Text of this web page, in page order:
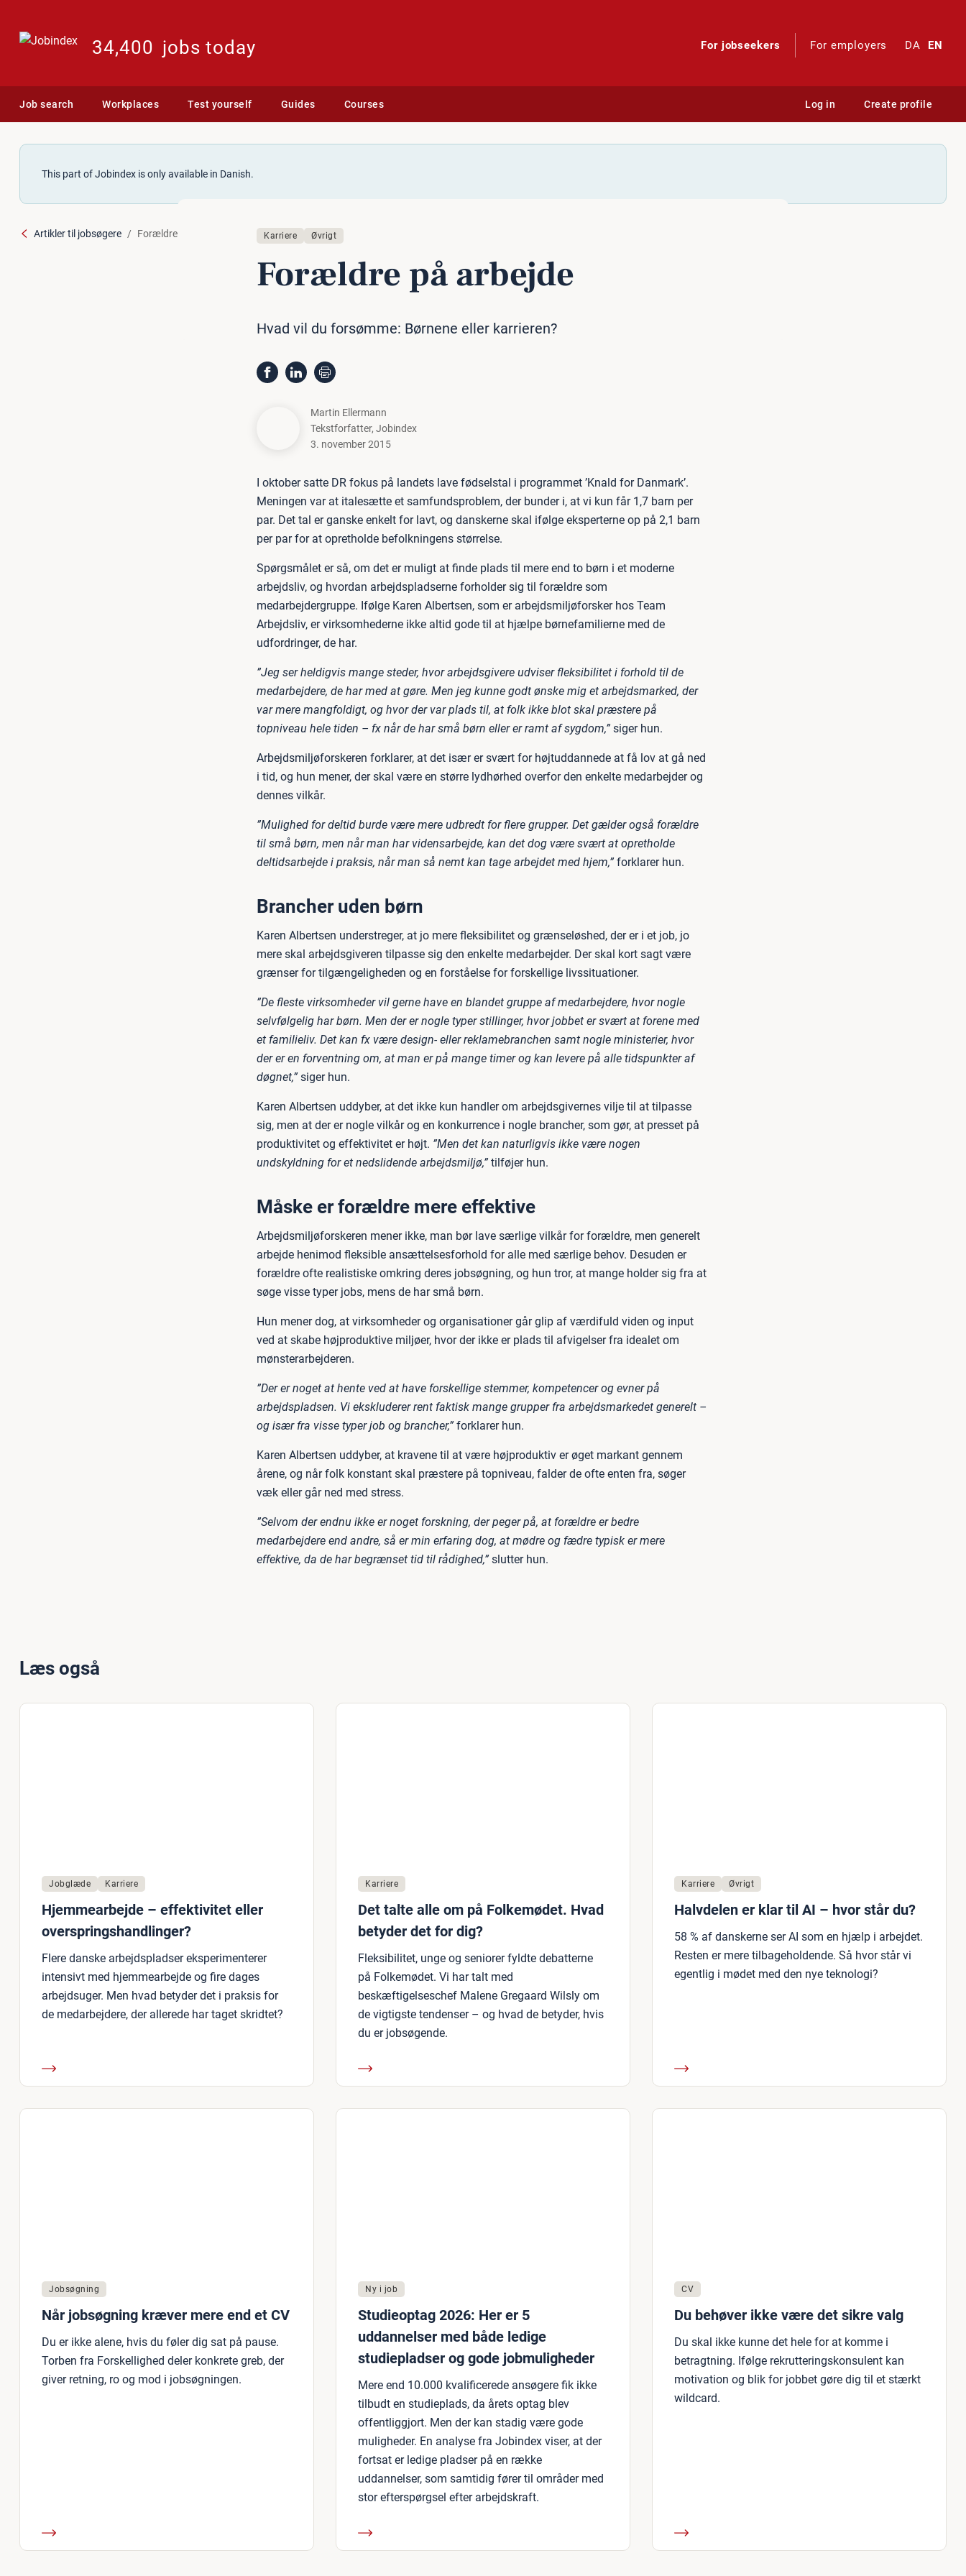
34,400 jobs today For jobseekers For employers DA EN
Job search Workplaces Test yourself Guides Courses Log in Create profile
This part of Jobindex is only available in Danish.
Artikler til jobsøgere Forældre på arbejde Karriere Øvrigt
Forældre på arbejde
Hvad vil du forsømme: Børnene eller karrieren?
Martin Ellermann
Tekstforfatter, Jobindex
3. november 2015
I oktober satte DR fokus på landets lave fødselstal i programmet ’Knald for Danmark’.
Meningen var at italesætte et samfundsproblem, der bunder i, at vi kun får 1,7 barn per
par. Det tal er ganske enkelt for lavt, og danskerne skal ifølge eksperterne op på 2,1 barn
per par for at opretholde befolkningens størrelse.
Spørgsmålet er så, om det er muligt at finde plads til mere end to børn i et moderne
arbejdsliv, og hvordan arbejdspladserne forholder sig til forældre som
medarbejdergruppe. Ifølge Karen Albertsen, som er arbejdsmiljøforsker hos Team
Arbejdsliv, er virksomhederne ikke altid gode til at hjælpe børnefamilierne med de
udfordringer, de har.
”Jeg ser heldigvis mange steder, hvor arbejdsgivere udviser fleksibilitet i forhold til de
medarbejdere, de har med at gøre. Men jeg kunne godt ønske mig et arbejdsmarked, der
var mere mangfoldigt, og hvor der var plads til, at folk ikke blot skal præstere på
topniveau hele tiden – fx når de har små børn eller er ramt af sygdom,” siger hun.
Arbejdsmiljøforskeren forklarer, at det især er svært for højtuddannede at få lov at gå ned
i tid, og hun mener, der skal være en større lydhørhed overfor den enkelte medarbejder og
dennes vilkår.
”Mulighed for deltid burde være mere udbredt for flere grupper. Det gælder også forældre
til små børn, men når man har vidensarbejde, kan det dog være svært at opretholde
deltidsarbejde i praksis, når man så nemt kan tage arbejdet med hjem,” forklarer hun.
Brancher uden børn
Karen Albertsen understreger, at jo mere fleksibilitet og grænseløshed, der er i et job, jo
mere skal arbejdsgiveren tilpasse sig den enkelte medarbejder. Der skal kort sagt være
grænser for tilgængeligheden og en forståelse for forskellige livssituationer.
”De fleste virksomheder vil gerne have en blandet gruppe af medarbejdere, hvor nogle
selvfølgelig har børn. Men der er nogle typer stillinger, hvor jobbet er svært at forene med
et familieliv. Det kan fx være design- eller reklamebranchen samt nogle ministerier, hvor
der er en forventning om, at man er på mange timer og kan levere på alle tidspunkter af
døgnet,” siger hun.
Karen Albertsen uddyber, at det ikke kun handler om arbejdsgivernes vilje til at tilpasse
sig, men at der er nogle vilkår og en konkurrence i nogle brancher, som gør, at presset på
produktivitet og effektivitet er højt. ”Men det kan naturligvis ikke være nogen
undskyldning for et nedslidende arbejdsmiljø,” tilføjer hun.
Måske er forældre mere effektive
Arbejdsmiljøforskeren mener ikke, man bør lave særlige vilkår for forældre, men generelt
arbejde henimod fleksible ansættelsesforhold for alle med særlige behov. Desuden er
forældre ofte realistiske omkring deres jobsøgning, og hun tror, at mange holder sig fra at
søge visse typer jobs, mens de har små børn.
Hun mener dog, at virksomheder og organisationer går glip af værdifuld viden og input
ved at skabe højproduktive miljøer, hvor der ikke er plads til afvigelser fra idealet om
mønsterarbejderen.
”Der er noget at hente ved at have forskellige stemmer, kompetencer og evner på
arbejdspladsen. Vi ekskluderer rent faktisk mange grupper fra arbejdsmarkedet generelt –
og især fra visse typer job og brancher,” forklarer hun.
Karen Albertsen uddyber, at kravene til at være højproduktiv er øget markant gennem
årene, og når folk konstant skal præstere på topniveau, falder de ofte enten fra, søger
væk eller går ned med stress.
”Selvom der endnu ikke er noget forskning, der peger på, at forældre er bedre
medarbejdere end andre, så er min erfaring dog, at mødre og fædre typisk er mere
effektive, da de har begrænset tid til rådighed,” slutter hun.
Læs også
Jobglæde Karriere
Hjemmearbejde – effektivitet eller
overspringshandlinger?
Flere danske arbejdspladser eksperimenterer
intensivt med hjemmearbejde og fire dages
arbejdsuger. Men hvad betyder det i praksis for
de medarbejdere, der allerede har taget skridtet?
Karriere
Det talte alle om på Folkemødet. Hvad
betyder det for dig?
Fleksibilitet, unge og seniorer fyldte debatterne
på Folkemødet. Vi har talt med
beskæftigelseschef Malene Gregaard Wilsly om
de vigtigste tendenser – og hvad de betyder, hvis
du er jobsøgende.
Karriere Øvrigt
Halvdelen er klar til AI – hvor står du?
58 % af danskerne ser AI som en hjælp i arbejdet.
Resten er mere tilbageholdende. Så hvor står vi
egentlig i mødet med den nye teknologi?
Jobsøgning
Når jobsøgning kræver mere end et CV
Du er ikke alene, hvis du føler dig sat på pause.
Torben fra Forskellighed deler konkrete greb, der
giver retning, ro og mod i jobsøgningen.
Ny i job
Studieoptag 2026: Her er 5
uddannelser med både ledige
studiepladser og gode jobmuligheder
Mere end 10.000 kvalificerede ansøgere fik ikke
tilbudt en studieplads, da årets optag blev
offentliggjort. Men der kan stadig være gode
muligheder. En analyse fra Jobindex viser, at der
fortsat er ledige pladser på en række
uddannelser, som samtidig fører til områder med
stor efterspørgsel efter arbejdskraft.
CV
Du behøver ikke være det sikre valg
Du skal ikke kunne det hele for at komme i
betragtning. Ifølge rekrutteringskonsulent kan
motivation og blik for jobbet gøre dig til et stærkt
wildcard.